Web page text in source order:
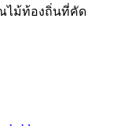
ไม้ท้องถิ่นที่คัด